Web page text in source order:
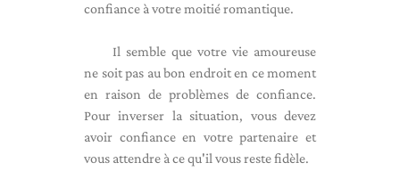
confiance à votre moitié romantique.
Il semble que votre vie amoureuse
ne soit pas au bon endroit en ce moment
en raison de problèmes de confiance.
Pour inverser la situation, vous devez
avoir confiance en votre partenaire et
vous attendre à ce qu'il vous reste fidèle.